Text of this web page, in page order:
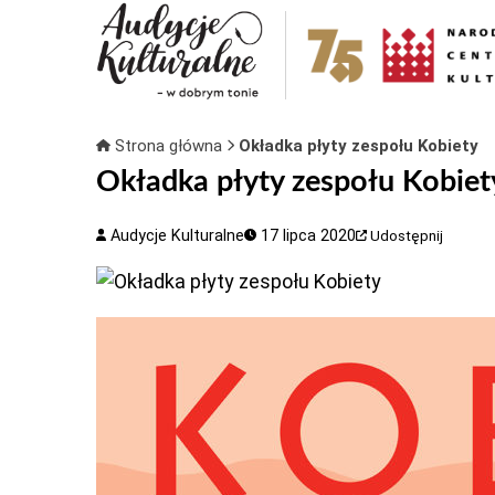
Strona główna Okładka płyty zespołu Kobiety
Okładka płyty zespołu
Audycje Kulturalne 17 lipca 2020 Udostępnij